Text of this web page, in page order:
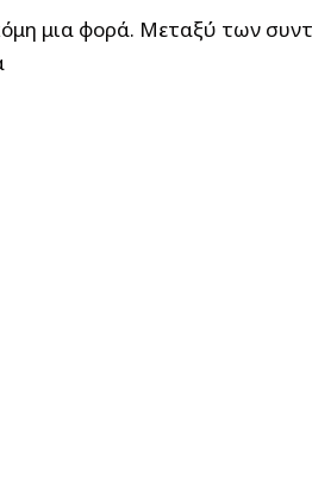
μια φορά. Μεταξύ των